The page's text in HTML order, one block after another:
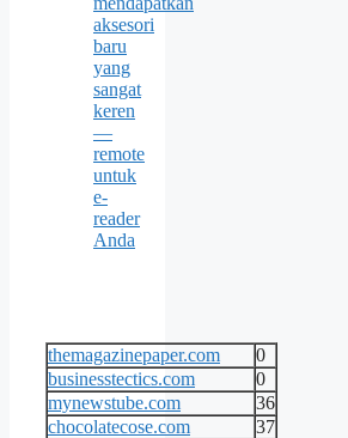
aksesori
baru
yang
sangat
keren
—
remote
untuk
e-
reader
Anda
themagazinepaper.com
0
businesstectics.com
0
mynewstube.com
36
chocolatecose.com
37